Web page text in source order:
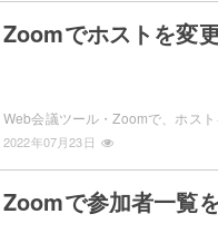
Zoomでホストを変
2022年07月23日
Zoomで参加者一覧